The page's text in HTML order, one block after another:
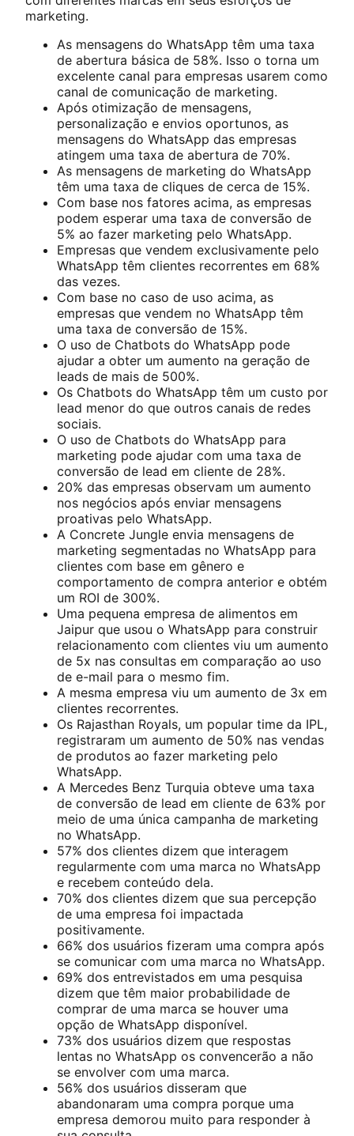
marketing.
As mensagens do WhatsApp têm uma taxa
de abertura básica de 58%. Isso o torna um
excelente canal para empresas usarem como
canal de comunicação de marketing.
Após otimização de mensagens,
personalização e envios oportunos, as
mensagens do WhatsApp das empresas
atingem uma taxa de abertura de 70%.
As mensagens de marketing do WhatsApp
têm uma taxa de cliques de cerca de 15%.
Com base nos fatores acima, as empresas
podem esperar uma taxa de conversão de
5% ao fazer marketing pelo WhatsApp.
Empresas que vendem exclusivamente pelo
WhatsApp têm clientes recorrentes em 68%
das vezes.
Com base no caso de uso acima, as
empresas que vendem no WhatsApp têm
uma taxa de conversão de 15%.
O uso de Chatbots do WhatsApp pode
ajudar a obter um aumento na geração de
leads de mais de 500%.
Os Chatbots do WhatsApp têm um custo por
lead menor do que outros canais de redes
sociais.
O uso de Chatbots do WhatsApp para
marketing pode ajudar com uma taxa de
conversão de lead em cliente de 28%.
20% das empresas observam um aumento
nos negócios após enviar mensagens
proativas pelo WhatsApp.
A Concrete Jungle envia mensagens de
marketing segmentadas no WhatsApp para
clientes com base em gênero e
comportamento de compra anterior e obtém
um ROI de 300%.
Uma pequena empresa de alimentos em
Jaipur que usou o WhatsApp para construir
relacionamento com clientes viu um aumento
de 5x nas consultas em comparação ao uso
de e-mail para o mesmo fim.
A mesma empresa viu um aumento de 3x em
clientes recorrentes.
Os Rajasthan Royals, um popular time da IPL,
registraram um aumento de 50% nas vendas
de produtos ao fazer marketing pelo
WhatsApp.
A Mercedes Benz Turquia obteve uma taxa
de conversão de lead em cliente de 63% por
meio de uma única campanha de marketing
no WhatsApp.
57% dos clientes dizem que interagem
regularmente com uma marca no WhatsApp
e recebem conteúdo dela.
70% dos clientes dizem que sua percepção
de uma empresa foi impactada
positivamente.
66% dos usuários fizeram uma compra após
se comunicar com uma marca no WhatsApp.
69% dos entrevistados em uma pesquisa
dizem que têm maior probabilidade de
comprar de uma marca se houver uma
opção de WhatsApp disponível.
73% dos usuários dizem que respostas
lentas no WhatsApp os convencerão a não
se envolver com uma marca.
56% dos usuários disseram que
abandonaram uma compra porque uma
empresa demorou muito para responder à